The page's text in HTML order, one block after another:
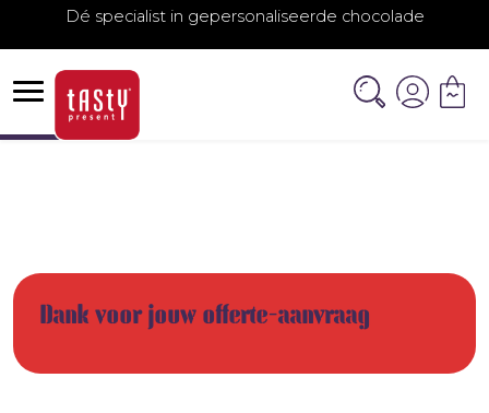
Dé specialist in gepersonaliseerde chocolade
Dank voor jouw offerte-aanvraag